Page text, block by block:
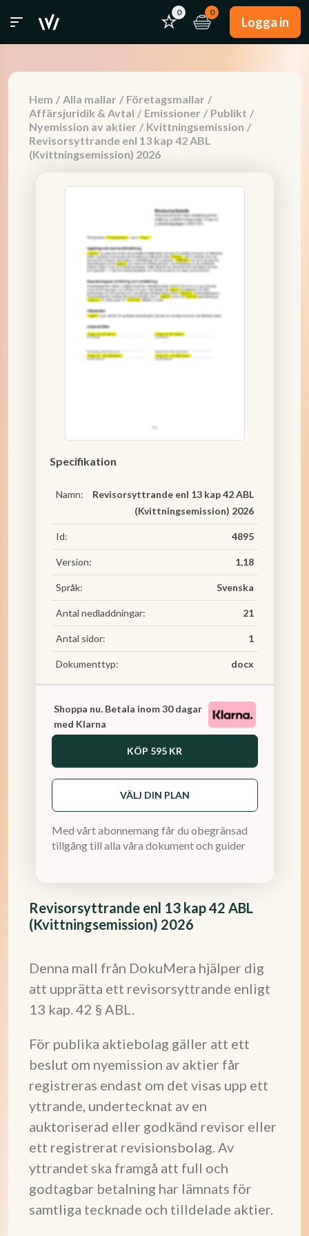
0 0
Logga in
Hem / Alla mallar / Företagsmallar /
Affärsjuridik & Avtal / Emissioner / Publikt /
Nyemission av aktier / Kvittningsemission /
Revisorsyttrande enl 13 kap 42 ABL
(Kvittningsemission) 2026
Revisorsyttrande enl 13 kap 42 ABL
(Kvittningsemission) 2026
Denna mall från DokuMera hjälper dig
att upprätta ett revisorsyttrande enligt
13 kap. 42 § ABL.
För publika aktiebolag gäller att ett
beslut om nyemission av aktier får
registreras endast om det visas upp ett
yttrande, undertecknat av en
auktoriserad eller godkänd revisor eller
ett registrerat revisionsbolag. Av
yttrandet ska framgå att full och
godtagbar betalning har lämnats för
samtliga tecknade och tilldelade aktier.
Specifikation
Namn:
Revisorsyttrande enl 13 kap 42 ABL
(Kvittningsemission) 2026
Id: 4895
Version: 1,18
Språk: Svenska
Antal nedladdningar: 21
Antal sidor: 1
Dokumenttyp: docx
Shoppa nu. Betala inom 30 dagar
med Klarna
KÖP 595 KR
VÄLJ DIN PLAN
Med vårt abonnemang får du obegränsad
tillgång till alla våra dokument och guider